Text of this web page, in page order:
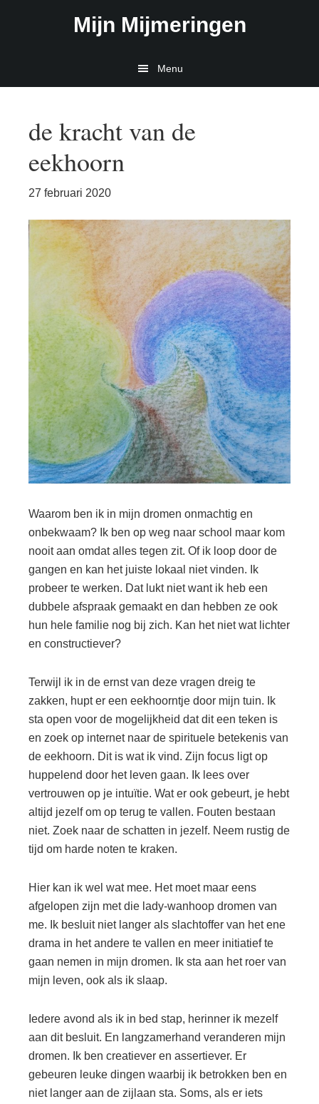
Mijn Mijmeringen
Menu
de kracht van de
eekhoorn
27 februari 2020
Waarom ben ik in mijn dromen onmachtig en
onbekwaam? Ik ben op weg naar school maar kom
nooit aan omdat alles tegen zit. Of ik loop door de
gangen en kan het juiste lokaal niet vinden. Ik
probeer te werken. Dat lukt niet want ik heb een
dubbele afspraak gemaakt en dan hebben ze ook
hun hele familie nog bij zich. Kan het niet wat lichter
en constructiever?
Terwijl ik in de ernst van deze vragen dreig te
zakken, hupt er een eekhoorntje door mijn tuin. Ik
sta open voor de mogelijkheid dat dit een teken is
en zoek op internet naar de spirituele betekenis van
de eekhoorn. Dit is wat ik vind. Zijn focus ligt op
huppelend door het leven gaan. Ik lees over
vertrouwen op je intuïtie. Wat er ook gebeurt, je hebt
altijd jezelf om op terug te vallen. Fouten bestaan
niet. Zoek naar de schatten in jezelf. Neem rustig de
tijd om harde noten te kraken.
Hier kan ik wel wat mee. Het moet maar eens
afgelopen zijn met die lady-wanhoop dromen van
me. Ik besluit niet langer als slachtoffer van het ene
drama in het andere te vallen en meer initiatief te
gaan nemen in mijn dromen. Ik sta aan het roer van
mijn leven, ook als ik slaap.
Iedere avond als ik in bed stap, herinner ik mezelf
aan dit besluit. En langzamerhand veranderen mijn
dromen. Ik ben creatiever en assertiever. Er
gebeuren leuke dingen waarbij ik betrokken ben en
niet langer aan de zijlaan sta. Soms, als er iets